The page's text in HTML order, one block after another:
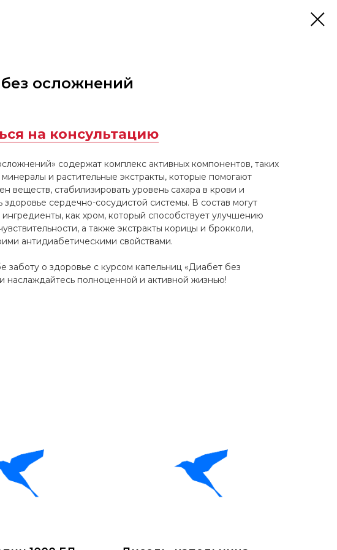
осложнений
на консультацию
содержат комплекс активных компонентов, таких
и растительные экстракты, которые помогают
веществ, стабилизировать уровень сахара в крови и
здоровье сердечно-сосудистой системы. В состав могут
ингредиенты, как хром, который способствует улучшению
а также экстракты корицы и брокколи,
антидиабетическими свойствами.
заботу о здоровье с курсом капельниц «Диабет без
наслаждайтесь полноценной и активной жизнью!